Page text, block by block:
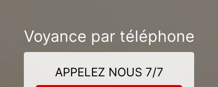
Voyance par téléphone
APPELEZ NOUS 7/7